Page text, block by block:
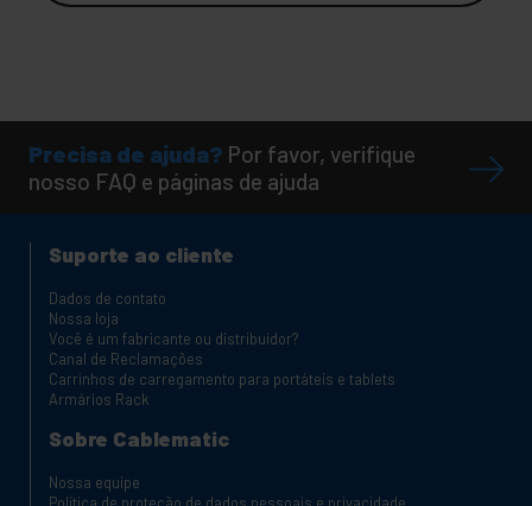
Precisa de ajuda? Por favor, verifique
nosso FAQ e páginas de ajuda
Suporte ao cliente
Dados de contato
Nossa loja
Você é um fabricante ou distribuidor?
Canal de Reclamações
Carrinhos de carregamento para portáteis e tablets
Armários Rack
Sobre Cablematic
Nossa equipe
Política de proteção de dados pessoais e privacidade